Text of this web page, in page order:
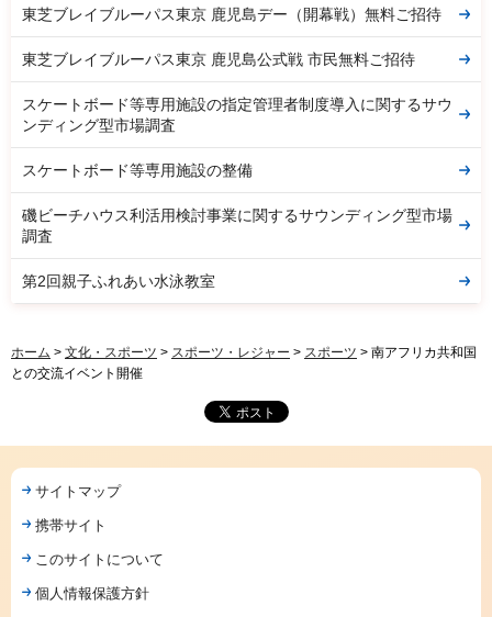
東芝ブレイブルーパス東京 鹿児島デー（開幕戦）無料ご招待
東芝ブレイブルーパス東京 鹿児島公式戦 市民無料ご招待
スケートボード等専用施設の指定管理者制度導入に関するサウ
ンディング型市場調査
スケートボード等専用施設の整備
磯ビーチハウス利活用検討事業に関するサウンディング型市場
調査
第2回親子ふれあい水泳教室
ホーム > 文化・スポーツ > スポーツ・レジャー > スポーツ > 南アフリカ共和国
との交流イベント開催
サイトマップ
携帯サイト
このサイトについて
個人情報保護方針